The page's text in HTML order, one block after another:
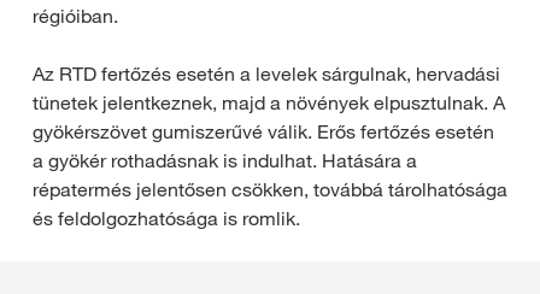
régióiban.
Az RTD fertőzés esetén a levelek sárgulnak, hervadási
tünetek jelentkeznek, majd a növények elpusztulnak. A
gyökérszövet gumiszerűvé válik. Erős fertőzés esetén
a gyökér rothadásnak is indulhat. Hatására a
répatermés jelentősen csökken, továbbá tárolhatósága
és feldolgozhatósága is romlik.